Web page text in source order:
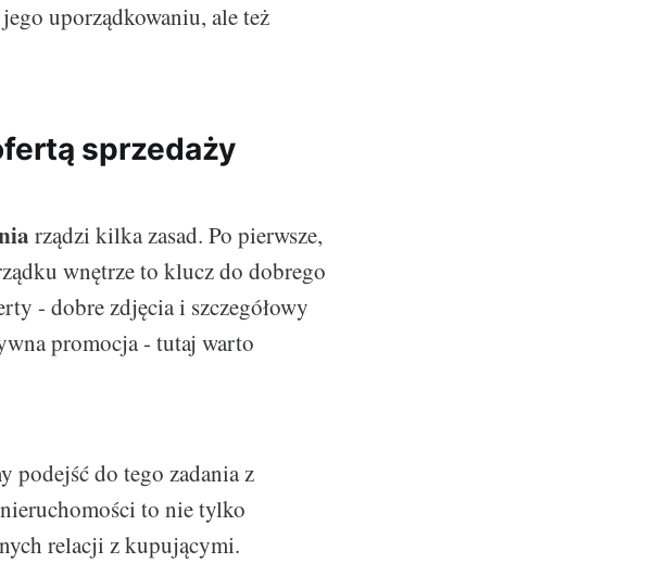
uporządkowaniu, ale też
sprzedaży
rządzi kilka zasad. Po pierwsze,
wnętrze to klucz do dobrego
- dobre zdjęcia i szczegółowy
promocja - tutaj warto
podejść do tego zadania z
to nie tylko
relacji z kupującymi.